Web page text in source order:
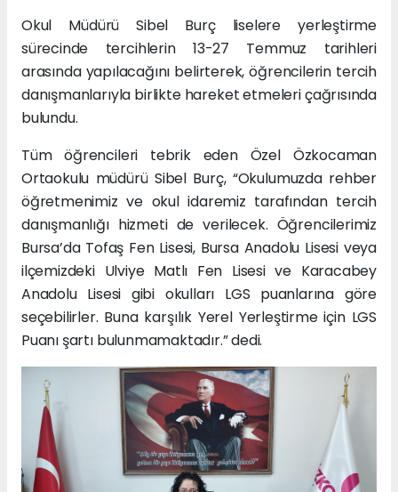
Okul Müdürü Sibel Burç liselere yerleştirme
sürecinde tercihlerin 13-27 Temmuz tarihleri
arasında yapılacağını belirterek, öğrencilerin tercih
danışmanlarıyla birlikte hareket etmeleri çağrısında
bulundu.
Tüm öğrencileri tebrik eden Özel Özkocaman
Ortaokulu müdürü Sibel Burç, “Okulumuzda rehber
öğretmenimiz ve okul idaremiz tarafından tercih
danışmanlığı hizmeti de verilecek. Öğrencilerimiz
Bursa’da Tofaş Fen Lisesi, Bursa Anadolu Lisesi veya
ilçemizdeki Ulviye Matlı Fen Lisesi ve Karacabey
Anadolu Lisesi gibi okulları LGS puanlarına göre
seçebilirler. Buna karşılık Yerel Yerleştirme için LGS
Puanı şartı bulunmamaktadır.” dedi.